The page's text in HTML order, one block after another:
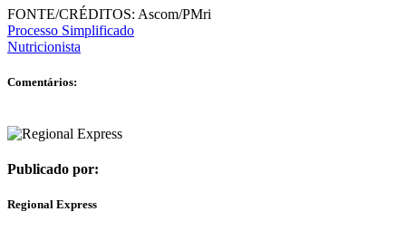
FONTE/CRÉDITOS: Ascom/PMri
Processo Simplificado
Nutricionista
Comentários:
Publicado por:
Regional Express